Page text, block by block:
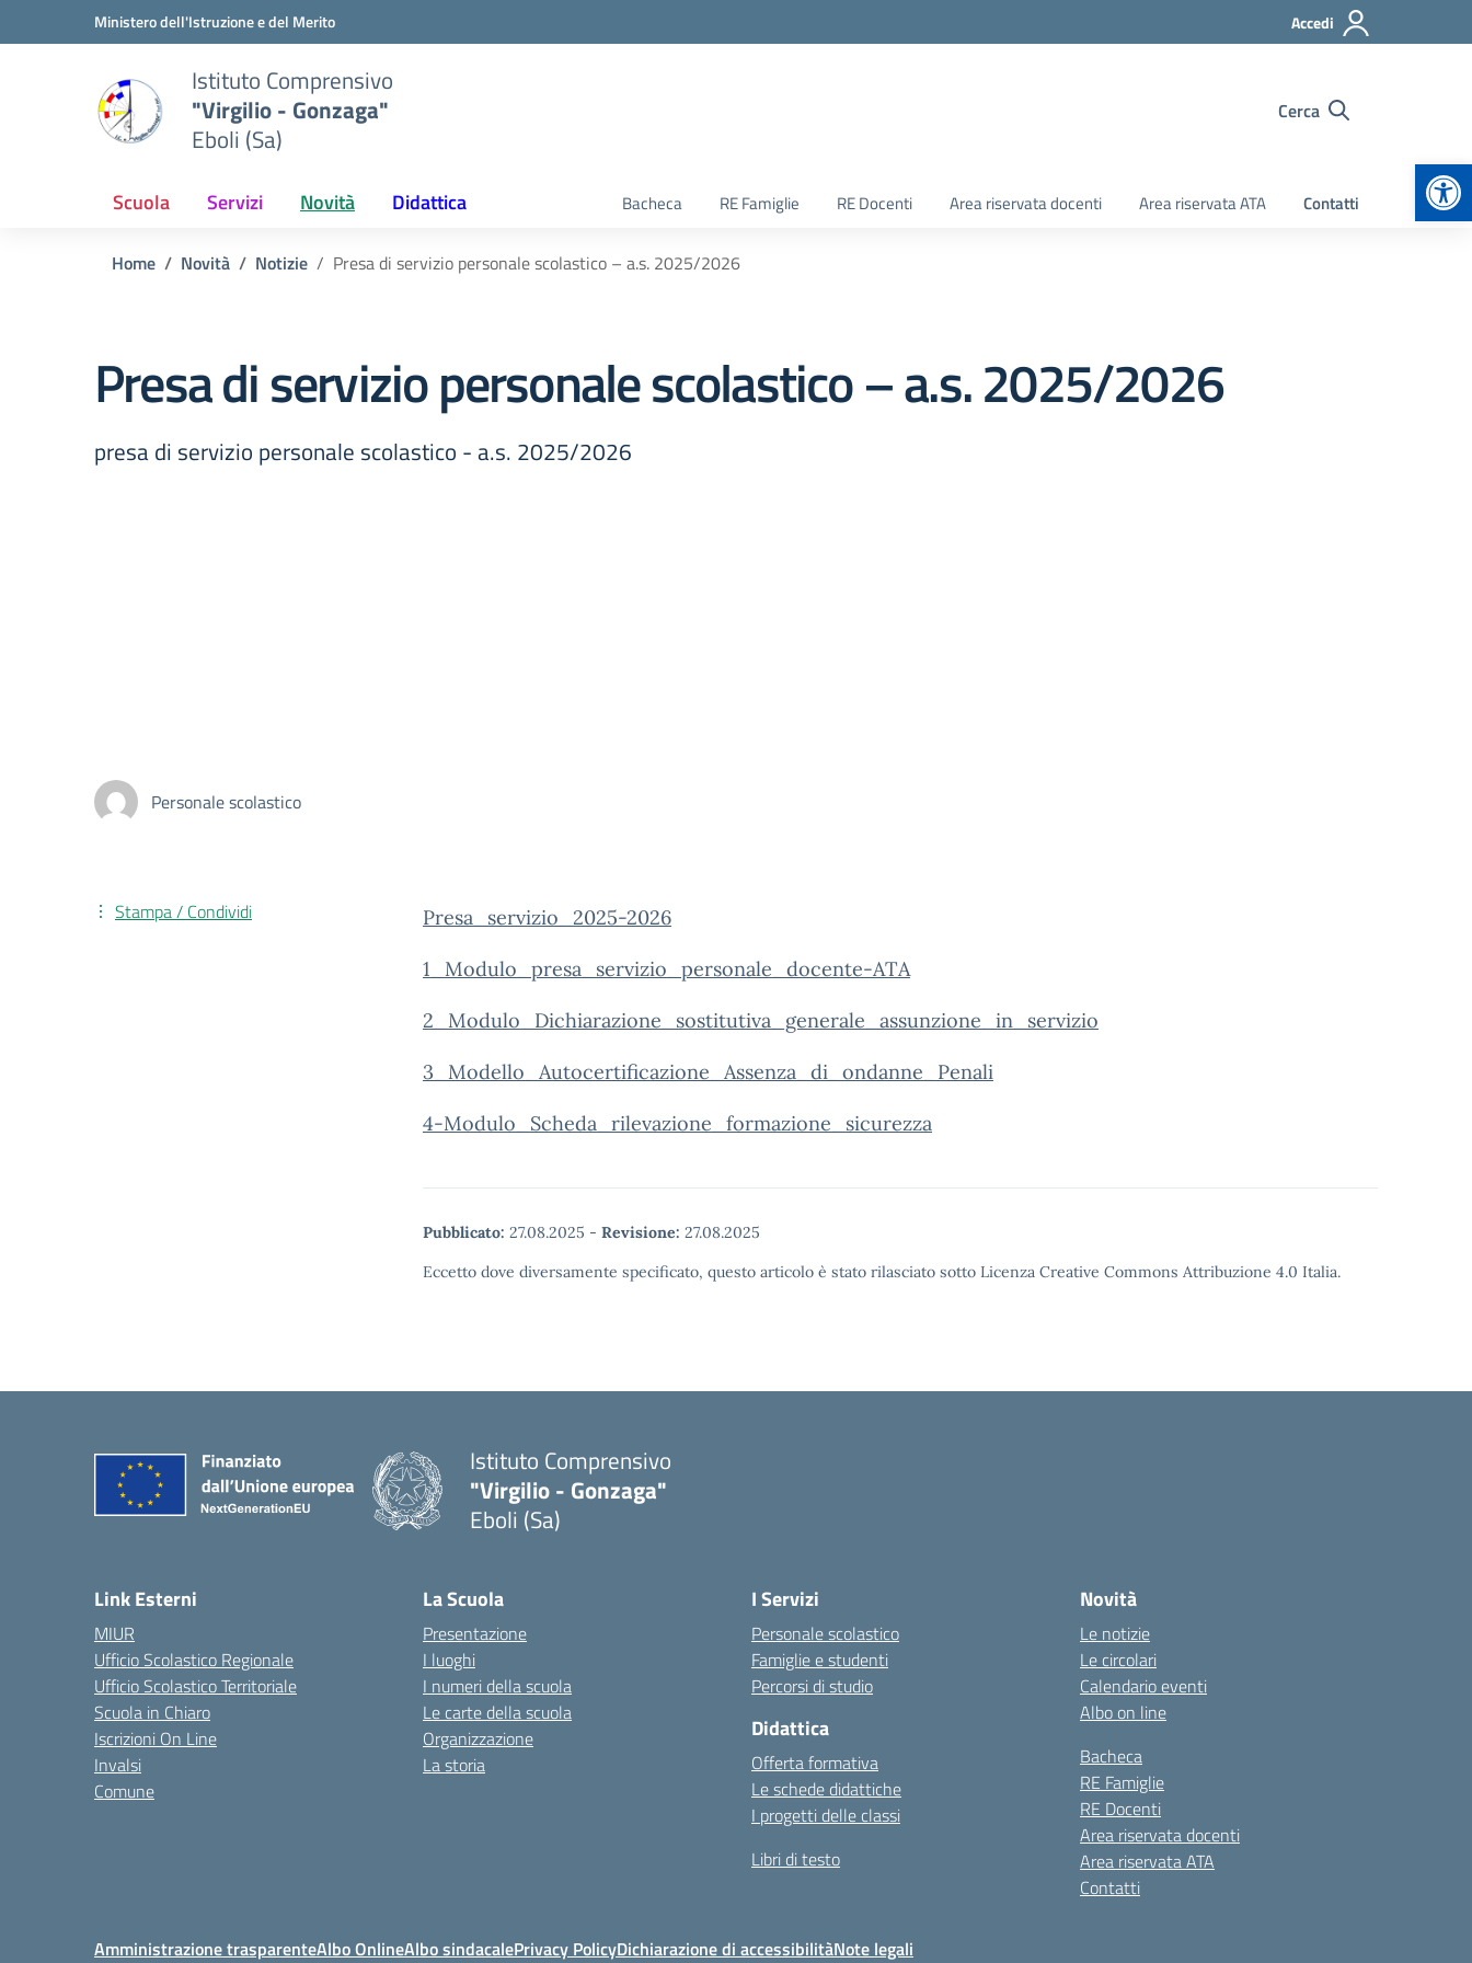
Vai ai contenuti
Vai al menu di navigazioneMinistero dell'Istruzione e del Merito Accedi
Istituto Comprensivo
"Virgilio - Gonzaga"
Eboli (Sa)
Cerca
Scuola Servizi Novità Didattica Bacheca RE Famiglie RE Docenti Area riservata docenti Area riservata ATA Contatti
Home Novità Notizie Presa di servizio personale scolastico – a.s. 2025/2026
Presa di servizio personale scolastico – a.s. 2025/2026
presa di servizio personale scolastico - a.s. 2025/2026
Personale scolastico
Presa_servizio_2025-2026
1_Modulo_presa_servizio_personale_docente-ATA
2_Modulo_Dichiarazione_sostitutiva_generale_assunzione_in_servizio
3_Modello_Autocertificazione_Assenza_di_ondanne_Penali
4-Modulo_Scheda_rilevazione_formazione_sicurezza
Pubblicato: 27.08.2025 - Revisione: 27.08.2025
Eccetto dove diversamente specificato, questo articolo è stato rilasciato sotto Licenza Creative Commons Attribuzione 4.0 Italia.
Stampa / Condividi
Istituto Comprensivo
"Virgilio - Gonzaga"
Eboli (Sa)
Link Esterni
MIUR
Ufficio Scolastico Regionale
Ufficio Scolastico Territoriale
Scuola in Chiaro
Iscrizioni On Line
Invalsi
Comune
La Scuola
Presentazione
I luoghi
I numeri della scuola
Le carte della scuola
Organizzazione
La storia
I Servizi
Personale scolastico
Famiglie e studenti
Percorsi di studio
Didattica
Offerta formativa
Le schede didattiche
I progetti delle classi
Libri di testo
Novità
Le notizie
Le circolari
Calendario eventi
Albo on line
Bacheca
RE Famiglie
RE Docenti
Area riservata docenti
Area riservata ATA
Contatti
Amministrazione trasparenteAlbo OnlineAlbo sindacalePrivacy PolicyDichiarazione di accessibilitàNote legali